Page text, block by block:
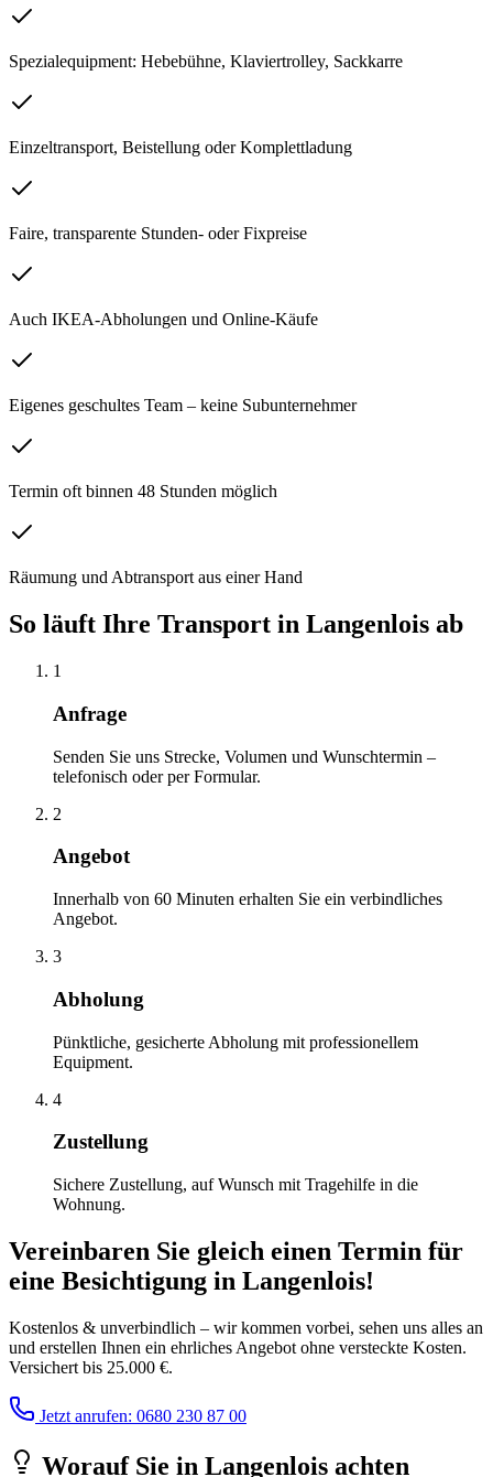
Spezialequipment: Hebebühne, Klaviertrolley, Sackkarre
Einzeltransport, Beistellung oder Komplettladung
Faire, transparente Stunden- oder Fixpreise
Auch IKEA-Abholungen und Online-Käufe
Eigenes geschultes Team – keine Subunternehmer
Termin oft binnen 48 Stunden möglich
Räumung und Abtransport aus einer Hand
So läuft Ihre Transport in Langenlois ab
1
Anfrage
Senden Sie uns Strecke, Volumen und Wunschtermin –
telefonisch oder per Formular.
2
Angebot
Innerhalb von 60 Minuten erhalten Sie ein verbindliches
Angebot.
3
Abholung
Pünktliche, gesicherte Abholung mit professionellem
Equipment.
4
Zustellung
Sichere Zustellung, auf Wunsch mit Tragehilfe in die
Wohnung.
Vereinbaren Sie gleich einen Termin für
eine Besichtigung in Langenlois!
Kostenlos & unverbindlich – wir kommen vorbei, sehen uns alles an
und erstellen Ihnen ein ehrliches Angebot ohne versteckte Kosten.
Versichert bis 25.000 €.
Jetzt anrufen: 0680 230 87 00
Worauf Sie in Langenlois achten